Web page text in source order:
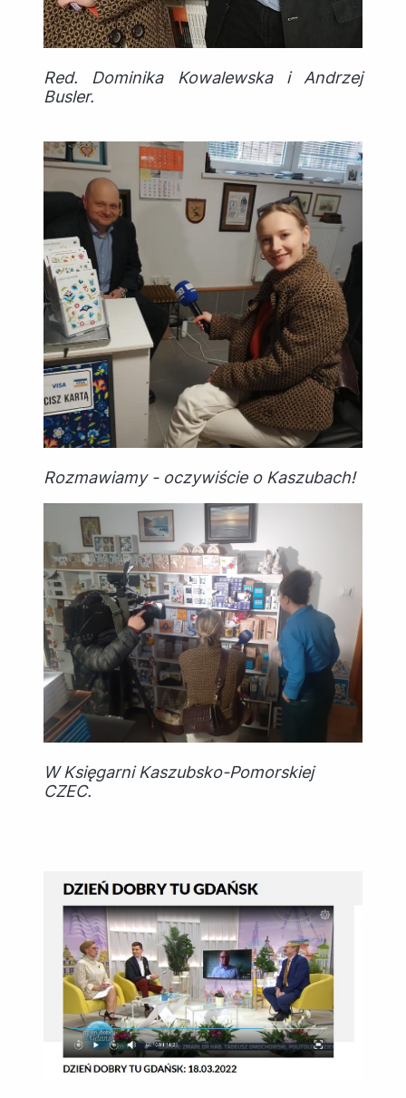
Red. Dominika Kowalewska i Andrzej
Busler.
Rozmawiamy - oczywiście o Kaszubach!
W Księgarni Kaszubsko-Pomorskiej
CZEC.